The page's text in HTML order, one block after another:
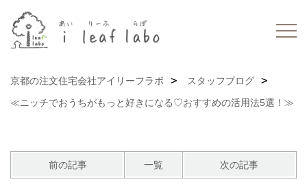
京都の注文住宅会社アイリーフラボ
スタッフブログ
≪ニッチでおうちがもっと好きになる♡おすすめの活用法5選！≫
前の記事 一覧 次の記事